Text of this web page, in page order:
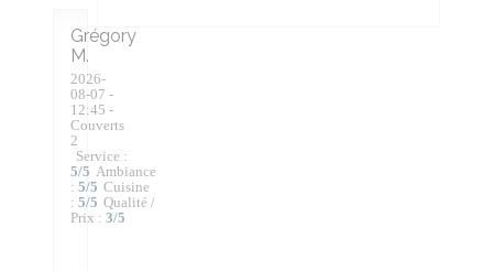
Grégory
M
2026-
08-07 -
12:45 -
Couverts
2
Service :
5/5 Ambiance
: 5/5 Cuisine
: 5/5 Qualité /
Prix : 3/5